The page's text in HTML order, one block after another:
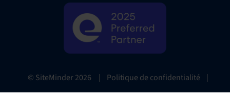
© SiteMinder2026 | Politique de confidentialité |